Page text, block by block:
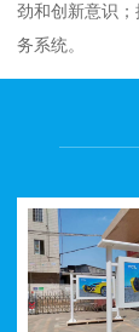
劲和创新意识
务系统。